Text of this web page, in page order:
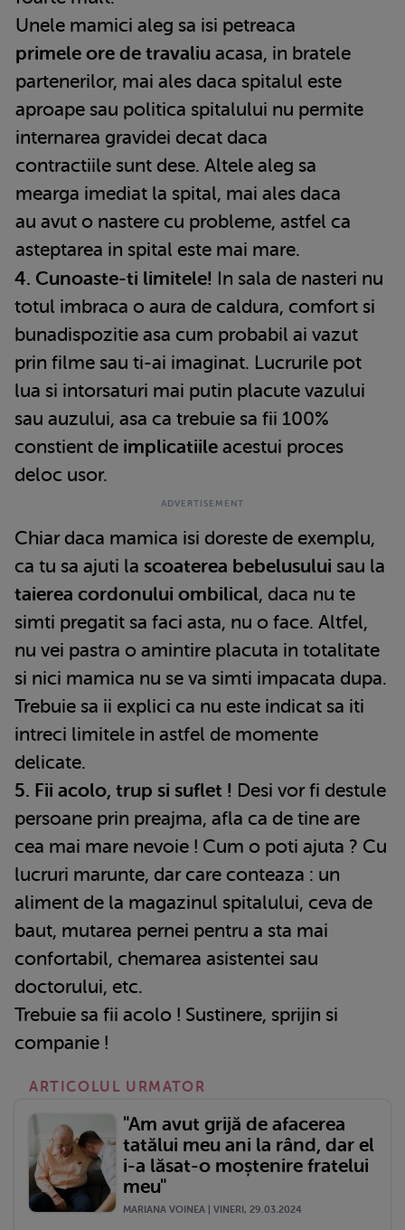
Unele mamici aleg sa isi petreaca
primele ore de travaliu acasa, in bratele
partenerilor, mai ales daca spitalul este
aproape sau politica spitalului nu permite
internarea gravidei decat daca
contractiile sunt dese. Altele aleg sa
mearga imediat la spital, mai ales daca
au avut o nastere cu probleme, astfel ca
asteptarea in spital este mai mare.
4. Cunoaste-ti limitele! In sala de nasteri nu
totul imbraca o aura de caldura, comfort si
bunadispozitie asa cum probabil ai vazut
prin filme sau ti-ai imaginat. Lucrurile pot
lua si intorsaturi mai putin placute vazului
sau auzului, asa ca trebuie sa fii 100%
constient de implicatiile acestui proces
deloc usor.
Chiar daca mamica isi doreste de exemplu,
ca tu sa ajuti la scoaterea bebelusului sau la
taierea cordonului ombilical, daca nu te
simti pregatit sa faci asta, nu o face. Altfel,
nu vei pastra o amintire placuta in totalitate
si nici mamica nu se va simti impacata dupa.
Trebuie sa ii explici ca nu este indicat sa iti
intreci limitele in astfel de momente
delicate.
5. Fii acolo, trup si suflet ! Desi vor fi destule
persoane prin preajma, afla ca de tine are
cea mai mare nevoie ! Cum o poti ajuta ? Cu
lucruri marunte, dar care conteaza : un
aliment de la magazinul spitalului, ceva de
baut, mutarea pernei pentru a sta mai
confortabil, chemarea asistentei sau
doctorului, etc.
Trebuie sa fii acolo ! Sustinere, sprijin si
companie !
ARTICOLUL URMATOR
"Am avut grijă de afacerea
tatălui meu ani la rând, dar el
i-a lăsat-o moștenire fratelui
meu"
MARIANA VOINEA | VINERI, 29.03.2024